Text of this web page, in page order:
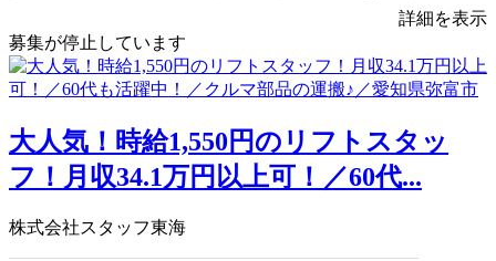
詳細を表示
募集が停止しています
大人気！時給1,550円のリフトスタッ
フ！月収34.1万円以上可！／60代...
株式会社スタッフ東海